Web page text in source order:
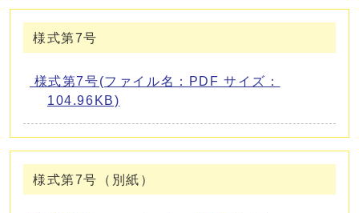
様式第7号
様式第7号(ファイル名：PDF サイズ：
104.96KB)
様式第7号（別紙）